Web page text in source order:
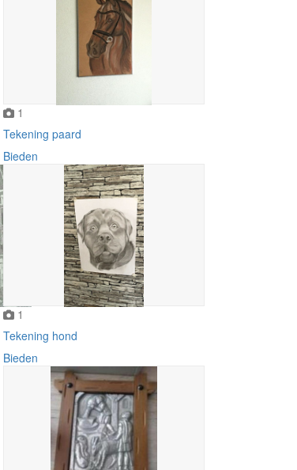
1
Tekening paard
Bieden
1
Tekening hond
Bieden